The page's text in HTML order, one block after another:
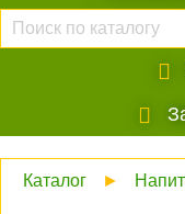
Каталог ►